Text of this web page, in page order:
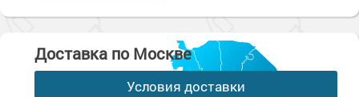
Доставка по Москве
Условия доставки